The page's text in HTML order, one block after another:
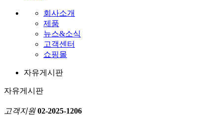
회사소개
제품
뉴스&소식
고객센터
쇼핑몰
자유게시판
자유게시판
고객지원 02-2025-1206